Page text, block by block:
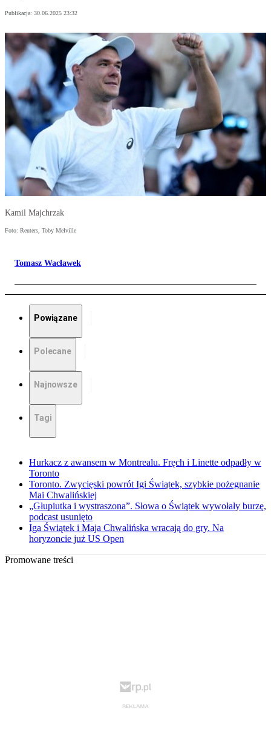
Publikacja: 30.06.2025 23:32
Kamil Majchrzak
Foto: Reuters, Toby Melville
Tomasz Wacławek
Powiązane
Polecane
Najnowsze
Tagi
Hurkacz z awansem w Montrealu. Fręch i Linette odpadły w
Toronto
Toronto. Zwycięski powrót Igi Świątek, szybkie pożegnanie
Mai Chwalińskiej
„Głupiutka i wystraszona”. Słowa o Świątek wywołały burzę,
podcast usunięto
Iga Świątek i Maja Chwalińska wracają do gry. Na
horyzoncie już US Open
Promowane treści